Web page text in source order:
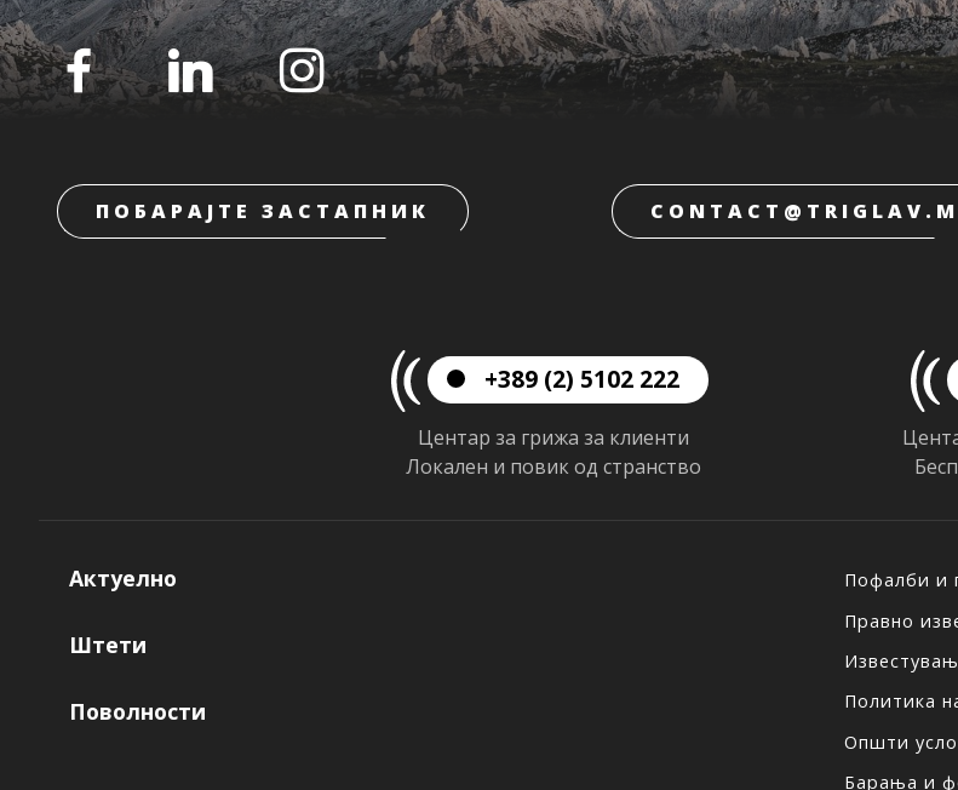
ПОБАРАЈТЕ ЗАСТАПНИК
+389 (2) 5102 222
Центар за грижа за клиенти
Локален и повик од странство
Актуелно
Штети
Поволности
Пофалби и
Правно
Политика
Општи
Барања и